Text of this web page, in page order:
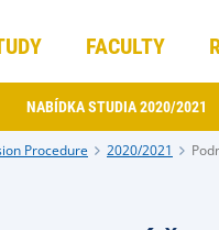
FACULTY
NABÍDKA STUDIA 2020/2021
Procedure 2020/2021